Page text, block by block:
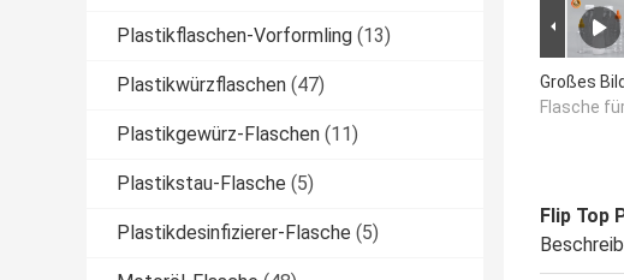
Plastikflaschen-Vorformling (13)
Plastikwürzflaschen (47)
Plastikgewürz-Flaschen (11)
Plastikstau-Flasche (5)
Plastikdesinfizierer-Flasche (5)
Großes
Flasche
Flip Top